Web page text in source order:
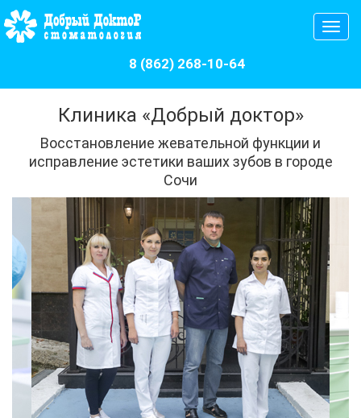
8 (862) 268-10-64
Клиника «Добрый доктор»
Восстановление жевательной функции и
исправление эстетики ваших зубов в городе
Сочи